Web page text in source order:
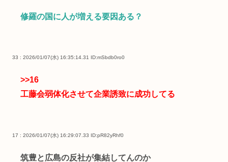
修羅の国に人が増える要因ある？
33 : 2026/01/07(水) 16:35:14.31 ID:mSbdb0ro0
>>16
工藤会弱体化させて企業誘致に成功してる
17 : 2026/01/07(水) 16:29:07.33 ID:pR82yRhf0
筑豊と広島の反社が集結してんのか